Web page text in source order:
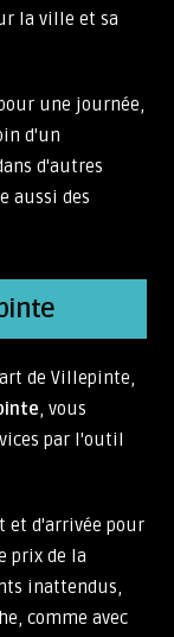
la ville et sa
une journée,
d'un
d'autres
aussi des
de Villepinte,
, vous
par l'outil
et d'arrivée pour
prix de la
inattendus,
comme avec